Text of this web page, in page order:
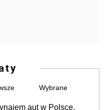
Wybrane
aut w Polsce.